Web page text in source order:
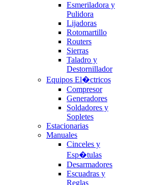
Esmeriladora y
Pulidora
Lijadoras
Rotomartillo
Routers
Sierras
Taladro y
Destornillador
Equipos El�ctricos
Compresor
Generadores
Soldadores y
Sopletes
Estacionarias
Manuales
Cinceles y
Esp�tulas
Desarmadores
Escuadras y
Reglas